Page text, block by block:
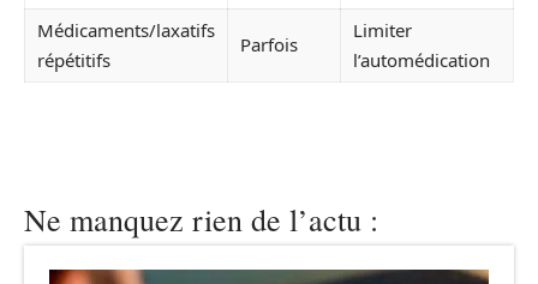
Médicaments/laxatifs
répétitifs
Parfois
Limiter
l’automédication
Ne manquez rien de l’actu :